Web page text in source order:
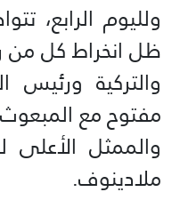
ولليوم الرابع،
ظل انخراط كل من
والتركية ورئيس
مفتوح مع
والممثل
ملادينوف.